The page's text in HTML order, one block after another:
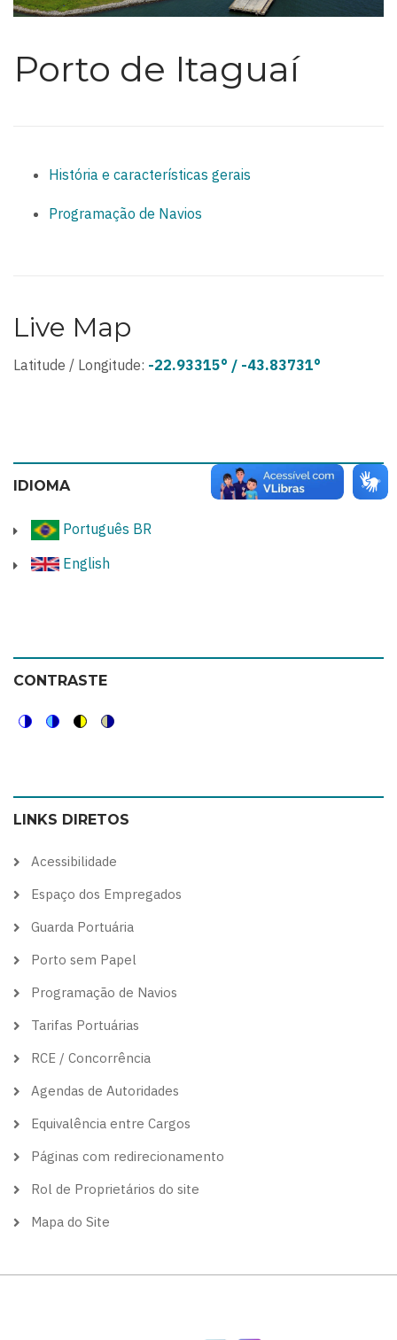
Porto de Itaguaí
História e características gerais
Programação de Navios
Live Map
Latitude / Longitude: -22.93315° / -43.83731°
IDIOMA
Português BR
English
CONTRASTE
color
theme
blue
theme
high
visibility
soft
theme
LINKS DIRETOS
Acessibilidade
Espaço dos Empregados
Guarda Portuária
Porto sem Papel
Programação de Navios
Tarifas Portuárias
RCE / Concorrência
Agendas de Autoridades
Equivalência entre Cargos
Páginas com redirecionamento
Rol de Proprietários do site
Mapa do Site